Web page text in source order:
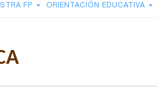
FP ORIENTACIÓN EDUCATIVA